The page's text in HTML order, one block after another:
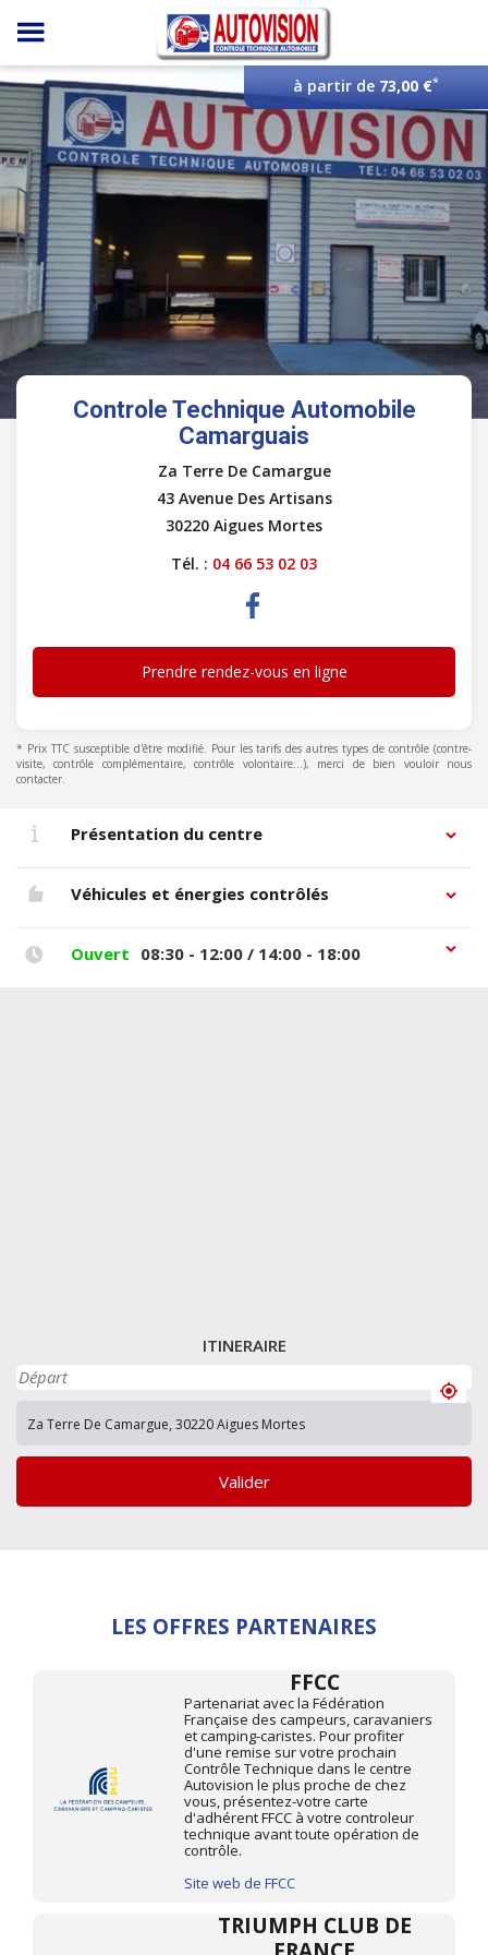
Panneau de gestion des cookies
à partir de 73,00 €*
Controle Technique Automobile
Camarguais
Za Terre De Camargue
43 Avenue Des Artisans
30220 Aigues Mortes
Tél. : 04 66 53 02 03
Prendre rendez-vous en ligne
* Prix TTC susceptible d'être modifié. Pour les tarifs des autres types de contrôle (contre-
visite, contrôle complémentaire, contrôle volontaire...), merci de bien vouloir nous
contacter.
Présentation du centre
Véhicules et énergies contrôlés
Ouvert 08:30 - 12:00 / 14:00 - 18:00
ITINERAIRE
Valider
LES OFFRES PARTENAIRES
FFCC
Partenariat avec la Fédération
Française des campeurs, caravaniers
et camping-caristes. Pour profiter
d'une remise sur votre prochain
Contrôle Technique dans le centre
Autovision le plus proche de chez
vous, présentez-votre carte
d'adhérent FFCC à votre controleur
technique avant toute opération de
contrôle.
Site web de FFCC
TRIUMPH CLUB DE